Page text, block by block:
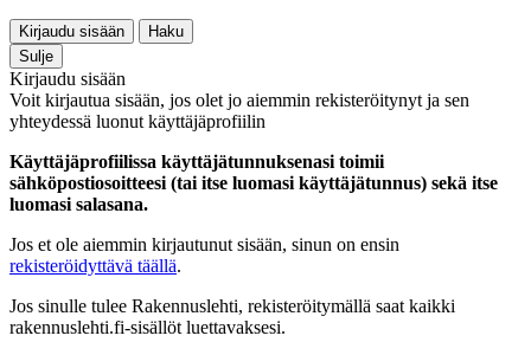
Kirjaudu sisään
Haku
Sulje
Kirjaudu sisään
Voit kirjautua sisään, jos olet jo aiemmin rekisteröitynyt ja sen
yhteydessä luonut käyttäjäprofiilin
Käyttäjäprofiilissa käyttäjätunnuksenasi toimii
sähköpostiosoitteesi (tai itse luomasi käyttäjätunnus) sekä itse
luomasi salasana.
Jos et ole aiemmin kirjautunut sisään, sinun on ensin
rekisteröidyttävä täällä.
Jos sinulle tulee Rakennuslehti, rekisteröitymällä saat kaikki
rakennuslehti.fi-sisällöt luettavaksesi.